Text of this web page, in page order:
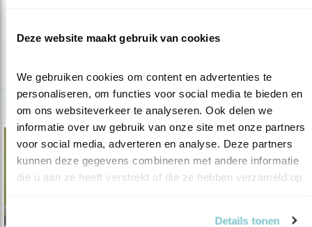
Deze website maakt gebruik van cookies
We gebruiken cookies om content en advertenties te
personaliseren, om functies voor social media te bieden en
om ons websiteverkeer te analyseren. Ook delen we
informatie over uw gebruik van onze site met onze partners
voor social media, adverteren en analyse. Deze partners
kunnen deze gegevens combineren met andere informatie
die u aan ze heeft verstrekt of die ze hebben verzameld op
Details tonen